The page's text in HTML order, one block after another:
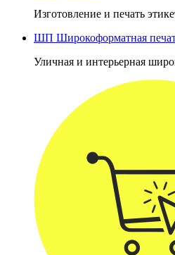
Изготовление и печать
ШП Широкоформатная
Уличная и интерьерная